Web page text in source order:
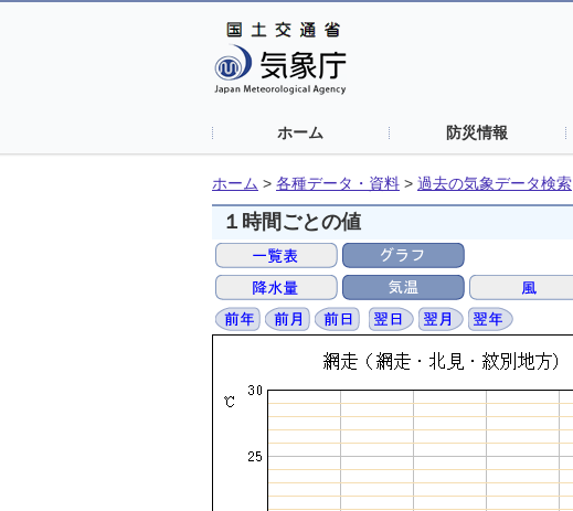
ホーム 防災情報
ホーム > 各種データ・資料 > 過去の気象データ検索
１時間ごとの値